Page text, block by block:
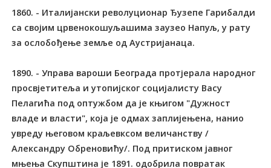
1860. - Италијански револуционар Ђузепе Гарибалди
са својим црвенокошуљашима заузео Напуљ, у рату
за ослобођење земље од Аустријанаца.
1890. - Управа вароши Београда протјерала народног
просвјетитеља и утопијског социјалисту Васу
Пелагића под оптужбом да је књигом "Дужност
владе и власти", која је одмах заплијењена, нанио
увреду његовом краљевксом величанству /
Александру Обреновићу/. Под притиском јавног
мњења Скупштина је 1891. одобрила повратак